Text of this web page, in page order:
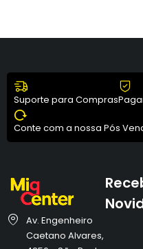
Suporte para Compras
Conte com a nossa Pós
Av. Engenheiro
Caetano Alvares,